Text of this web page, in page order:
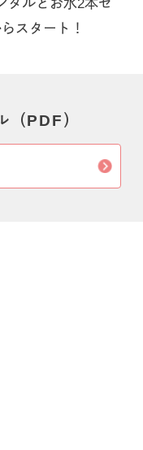
タルとお水2本セ
スタート！
（PDF）